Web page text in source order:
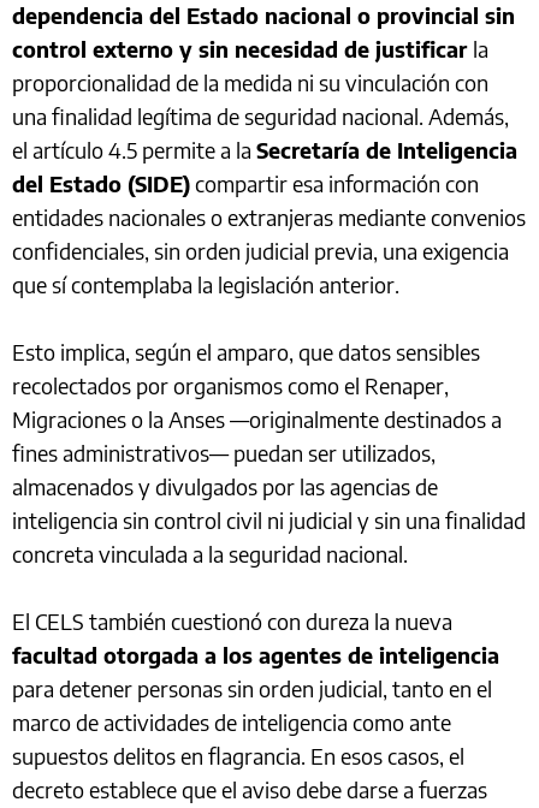
dependencia del Estado nacional o provincial sin
control externo y sin necesidad de justificar la
proporcionalidad de la medida ni su vinculación con
una finalidad legítima de seguridad nacional. Además,
el artículo 4.5 permite a la Secretaría de Inteligencia
del Estado (SIDE)compartir esa información con
entidades nacionales o extranjeras mediante convenios
confidenciales, sin orden judicial previa, una exigencia
que sí contemplaba la legislación anterior.
Esto implica, según el amparo, que datos sensibles
recolectados por organismos como el Renaper,
Migraciones o la Anses —originalmente destinados a
fines administrativos— puedan ser utilizados,
almacenados y divulgados por las agencias de
inteligencia sin control civil ni judicial y sin una finalidad
concreta vinculada a la seguridad nacional.
El CELS también cuestionó con dureza la nueva
facultad otorgada a los agentes de inteligencia
para detener personas sin orden judicial, tanto en el
marco de actividades de inteligencia como ante
supuestos delitos en flagrancia. En esos casos, el
decreto establece que el aviso debe darse a fuerzas